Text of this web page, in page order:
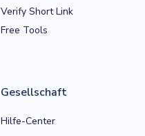
Verify Short Link
Free Tools
Gesellschaft
Hilfe-Center